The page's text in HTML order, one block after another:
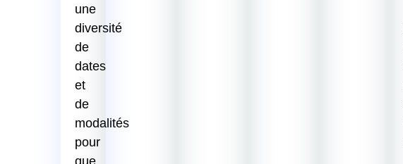
une
diversité
de
dates
et
de
modalités
pour